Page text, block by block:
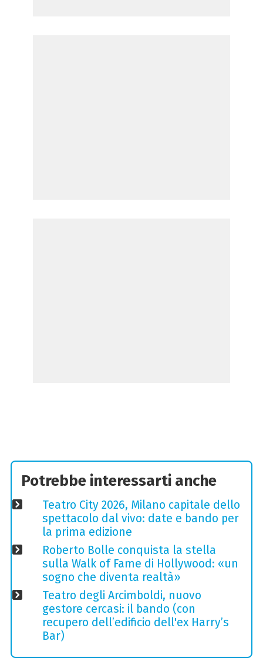
Potrebbe interessarti anche
Teatro City 2026, Milano capitale dello
spettacolo dal vivo: date e bando per
la prima edizione
Roberto Bolle conquista la stella
sulla Walk of Fame di Hollywood: «un
sogno che diventa realtà»
Teatro degli Arcimboldi, nuovo
gestore cercasi: il bando (con
recupero dell’edificio dell'ex Harry’s
Bar)